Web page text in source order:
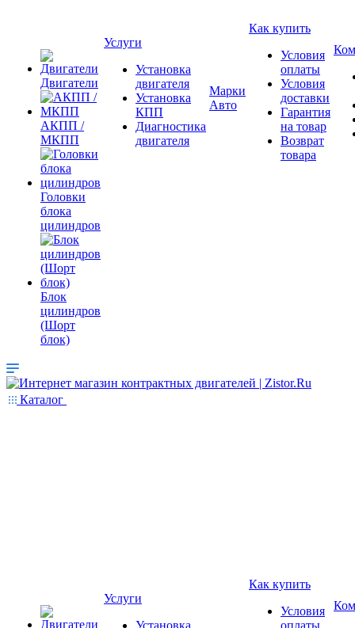
Двигатели
АКПП /
МКПП
Головки
блока
цилиндров
Блок
цилиндров
(Шорт
блок)
Услуги
Установка
двигателя
Установка
КПП
Диагностика
двигателя
Марки
Авто
Как купить
Условия
оплаты
Условия
доставки
Гарантия
на товар
Возврат
товара
Каталог
Услуги
Установка
Как купить
Условия
оплаты